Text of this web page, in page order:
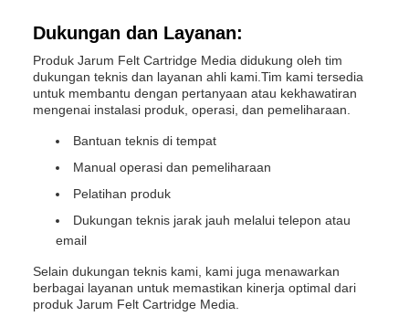
Dukungan dan Layanan:
Produk Jarum Felt Cartridge Media didukung oleh tim
dukungan teknis dan layanan ahli kami.Tim kami tersedia
untuk membantu dengan pertanyaan atau kekhawatiran
mengenai instalasi produk, operasi, dan pemeliharaan.
Bantuan teknis di tempat
Manual operasi dan pemeliharaan
Pelatihan produk
Dukungan teknis jarak jauh melalui telepon atau
email
Selain dukungan teknis kami, kami juga menawarkan
berbagai layanan untuk memastikan kinerja optimal dari
produk Jarum Felt Cartridge Media.